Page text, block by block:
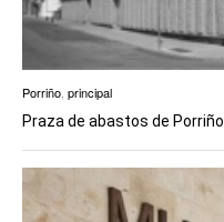
Porriño principal
Praza de abastos de Porriño